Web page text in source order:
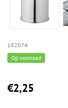
182074
Op voorraad
€2,25